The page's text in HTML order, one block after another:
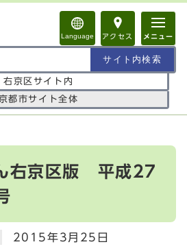
Language アクセス メニュー
右京区サイト内
都市サイト全体
右京区版 平成27
2015年3月25日